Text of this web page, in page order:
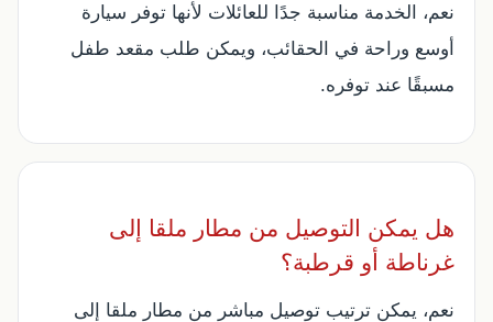
نعم، الخدمة مناسبة جدًا للعائلات لأنها توفر سيارة
أوسع وراحة في الحقائب، ويمكن طلب مقعد طفل
مسبقًا عند توفره.
هل يمكن التوصيل من مطار ملقا إلى
غرناطة أو قرطبة؟
نعم، يمكن ترتيب توصيل مباشر من مطار ملقا إلى